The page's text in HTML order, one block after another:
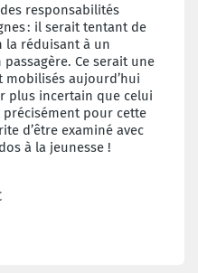
responsabilités
: il serait tentant de
la réduisant à un
Ce serait une
mobilisés aujourd’hui
plus incertain que celui
précisément pour cette
d’être examiné avec
à la jeunesse !